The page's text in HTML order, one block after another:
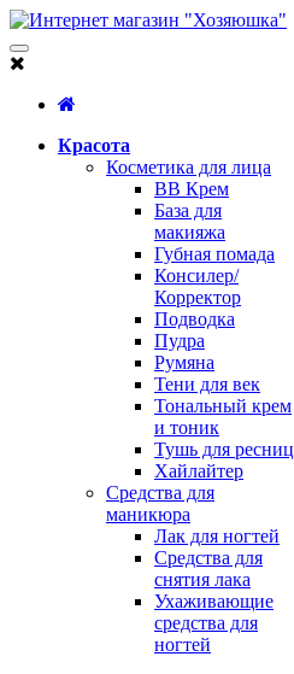
Красота
Косметика для лица
BB Крем
База для
макияжа
Губная помада
Консилер/
Корректор
Подводка
Пудра
Румяна
Тени для век
Тональный крем
и тоник
Тушь для ресниц
Хайлайтер
Средства для
маникюра
Лак для ногтей
Средства для
снятия лака
Ухаживающие
средства для
ногтей